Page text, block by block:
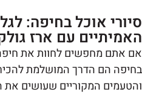
אוכל בחיפה:
עם ארז
אתם מחפשים לחוות את חיפה
הם הדרך המושלמת
המקוריים שעושים את